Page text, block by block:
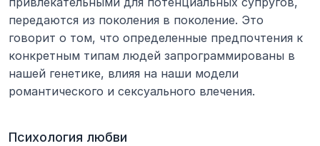
передаются из поколения в поколение. Это
говорит о том, что определенные предпочтения к
конкретным типам людей запрограммированы в
нашей генетике, влияя на наши модели
романтического и сексуального влечения.
Психология любви